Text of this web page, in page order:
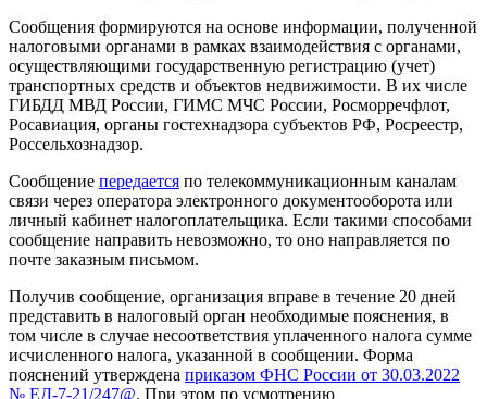
Сообщения формируются на основе информации, полученной
налоговыми органами в рамках взаимодействия с органами,
осуществляющими государственную регистрацию (учет)
транспортных средств и объектов недвижимости. В их числе
ГИБДД МВД России, ГИМС МЧС России, Росморречфлот,
Росавиация, органы гостехнадзора субъектов РФ, Росреестр,
Россельхознадзор.
Сообщение передается по телекоммуникационным каналам
связи через оператора электронного документооборота или
личный кабинет налогоплательщика. Если такими способами
сообщение направить невозможно, то оно направляется по
почте заказным письмом.
Получив сообщение, организация вправе в течение 20 дней
представить в налоговый орган необходимые пояснения, в
том числе в случае несоответствия уплаченного налога сумме
исчисленного налога, указанной в сообщении. Форма
пояснений утверждена приказом ФНС России от 30.03.2022
№ ЕД-7-21/247@. При этом по усмотрению